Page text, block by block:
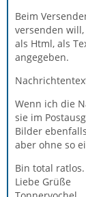
Beim
versenden will,
als Html, als
angegeben.
Wenn ich die
sie im
Bilder
aber ohne so
Bin total ratlos.
Liebe Grüße